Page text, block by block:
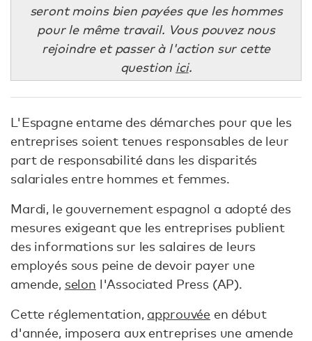
seront moins bien payées que les hommes
pour le même travail. Vous pouvez nous
rejoindre et passer à l'action sur cette
question ici.
L'Espagne entame des démarches pour que les
entreprises soient tenues responsables de leur
part de responsabilité dans les disparités
salariales entre hommes et femmes.
Mardi, le gouvernement espagnol a adopté des
mesures exigeant que les entreprises publient
des informations sur les salaires de leurs
employés sous peine de devoir payer une
amende, selon l'Associated Press (AP).
Cette réglementation, approuvée en début
d'année, imposera aux entreprises une amende